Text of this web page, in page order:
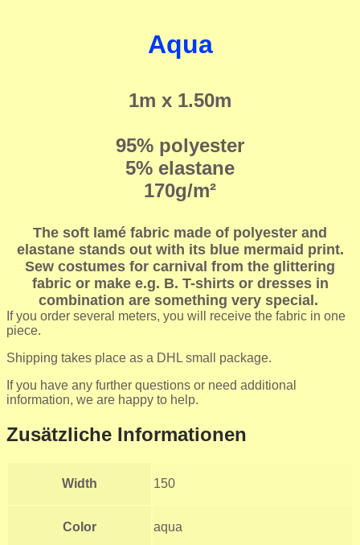
Aqua
1m x 1.50m
95% polyester
5% elastane
170g/m²
The soft lamé fabric made of polyester and
elastane stands out with its blue mermaid print.
Sew costumes for carnival from the glittering
fabric or make e.g. B. T-shirts or dresses in
combination are something very special.
If you order several meters, you will receive the fabric in one
piece.
Shipping takes place as a DHL small package.
If you have any further questions or need additional
information, we are happy to help.
Zusätzliche Informationen
Width 150
Color aqua